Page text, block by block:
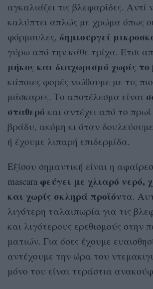
αγκαλιάζει τις βλεφαρίδες. Αντί
καλύπτει απλώς με χρώμα όπως
φόρμουλες, δημιουργεί
γύρω από την κάθε τρίχα. Έτσι
μήκος και διαχωρισμό χωρίς το
κάποιες φορές νιώθουμε με τις
μάσκαρες. Το αποτέλεσμα είναι
σταθερό και αντέχει από το πρωί
βράδυ, ακόμη κι όταν
ή έχουμε λιπαρή επιδερμίδα.
Εξίσου σημαντική είναι η
mascara φεύγει με χλιαρό νερό,
και χωρίς σκληρά προϊόντα.
λιγότερη ταλαιπωρία για τις
και λιγότερους ερεθισμούς στην
ματιών. Για όσες έχουμε
αντέχουμε την ώρα του
μόνο του είναι τεράστια